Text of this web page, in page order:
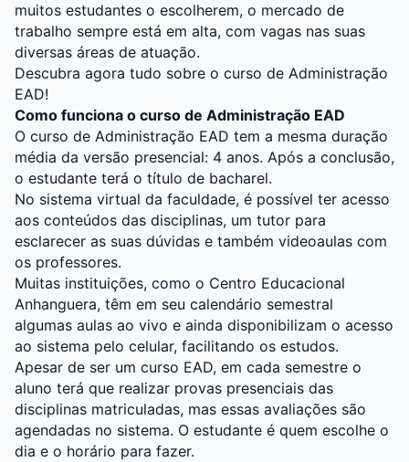
muitos estudantes o escolherem, o mercado de
trabalho sempre está em alta, com vagas nas suas
diversas áreas de atuação.
Descubra agora tudo sobre o curso de Administração
EAD!
Como funciona o curso de Administração EAD
O curso de Administração EAD tem a mesma duração
média da versão presencial: 4 anos. Após a conclusão,
o estudante terá o título de bacharel.
No sistema virtual da faculdade, é possível ter acesso
aos conteúdos das disciplinas, um tutor para
esclarecer as suas dúvidas e também videoaulas com
os professores.
Muitas instituições, como o Centro Educacional
Anhanguera, têm em seu calendário semestral
algumas aulas ao vivo e ainda disponibilizam o acesso
ao sistema pelo celular, facilitando os estudos.
Apesar de ser um curso EAD, em cada semestre o
aluno terá que realizar provas presenciais das
disciplinas matriculadas, mas essas avaliações são
agendadas no sistema. O estudante é quem escolhe o
dia e o horário para fazer.